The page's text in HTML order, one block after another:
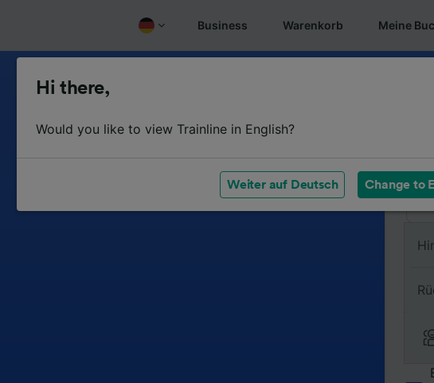
Business Warenkorb Meine
Hi there,
Would you like to view Trainline in English?
Weiter auf Deutsch Change to